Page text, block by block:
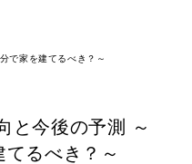
で家を建てるべき？～
と今後の予測 ～
るべき？～